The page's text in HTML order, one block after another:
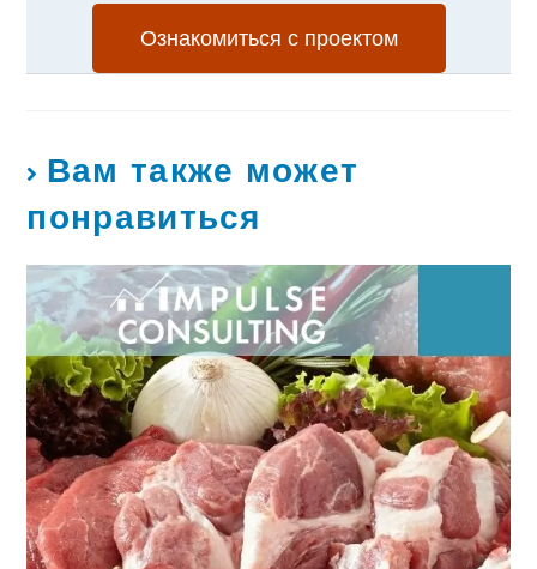
Ознакомиться с проектом
Вам также может
понравиться